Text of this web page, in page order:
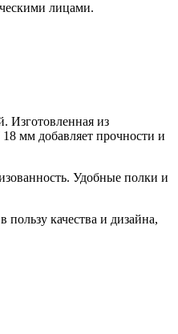
лицами.
Изготовленная из
мм добавляет прочности и
Удобные полки и
качества и дизайна,